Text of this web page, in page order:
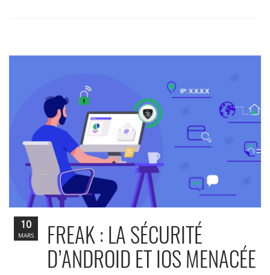
FREAK : LA SÉCURITÉ
D’ANDROID ET IOS MENACÉE
10
MARS